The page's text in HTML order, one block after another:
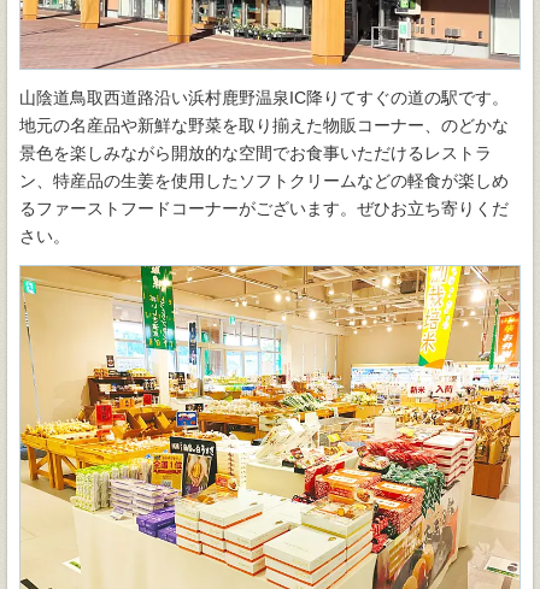
山陰道鳥取西道路沿い浜村鹿野温泉IC降りてすぐの道の駅です。
地元の名産品や新鮮な野菜を取り揃えた物販コーナー、のどかな
景色を楽しみながら開放的な空間でお食事いただけるレストラ
ン、特産品の生姜を使用したソフトクリームなどの軽食が楽しめ
るファーストフードコーナーがございます。ぜひお立ち寄りくだ
さい。